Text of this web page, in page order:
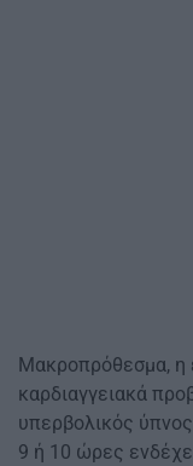
Μακροπρόθεσμα, η
καρδιαγγειακά
υπερβολικός
9 ή 10 ώρες